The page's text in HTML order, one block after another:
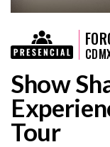
Show
Tour